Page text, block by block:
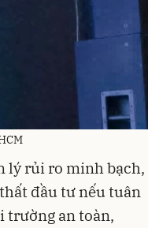
lý rủi ro minh bạch,
đầu tư nếu tuân
trường an toàn,